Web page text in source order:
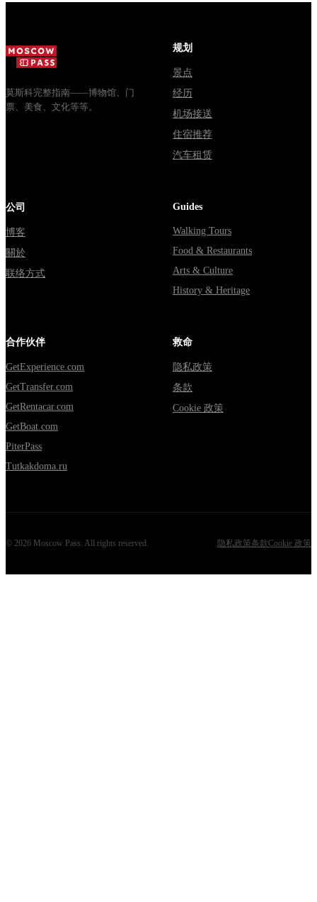
через
Владими...
莫斯科完整指南——博物馆、门
票、美食、文化等等。
规划
景点
经历
机场接送
住宿推荐
汽车租赁
公司
博客
關於
联络方式
Guides
Walking Tours
Food & Restaurants
Arts & Culture
History & Heritage
合作伙伴
GetExperience.com
GetTransfer.com
GetRentacar.com
GetBoat.com
PiterPass
Tutkakdoma.ru
救命
隐私政策
条款
Cookie 政策
© 2026 Moscow Pass . All rights reserved. 隐私政策条款Cookie 政策